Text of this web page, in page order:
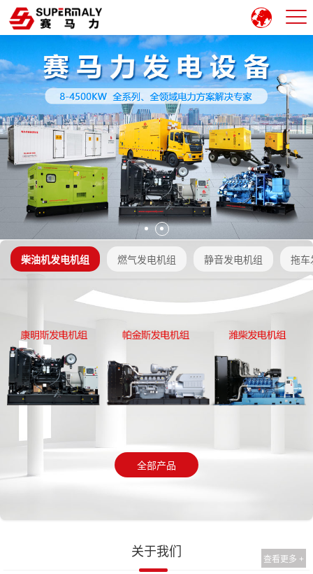
柴油机发电机组 燃气发电机组 静音发电机组 拖车
全部产品
关于我们
查看更多 +